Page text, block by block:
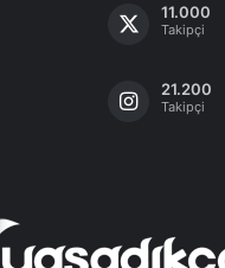
11.000
Takipçi
21.200
Takipçi